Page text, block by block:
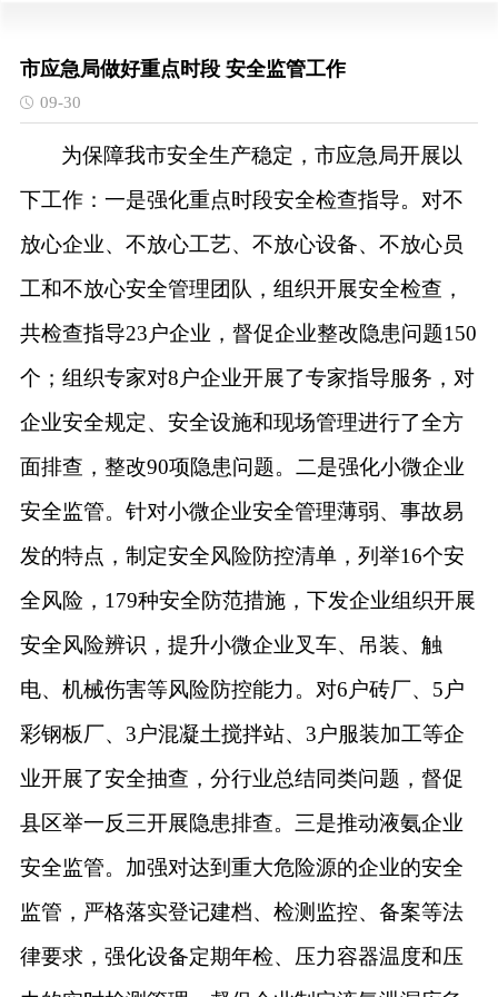
市应急局做好重点时段 安全监管工作
09-30
为保障我市安全生产稳定，市应急局开展以
下工作：一是强化重点时段安全检查指导。对不
放心企业、不放心工艺、 不放心设备、不放心员
工和不放心安全管理团队 ， 组织开展安全检查，
共检查指导23 户企业， 督促企业整改隐患问题150
个 ； 组织专家对8 户企业开展了专家指导服务，对
企业安全规定、安全设施和现场管理进行了全方
面排查， 整改90项隐患问题。二是强化小微企业
安全监管。针对小微企业安全管理薄弱、事故易
发的特点，制定安全风险防控清单，列举16个安
全风险，179种安全防范措施，下发企业组织开展
安全风险辨识，提升小微企业叉车、吊装、触
电、机械伤害等风险防控能力。对6户砖厂、5户
彩钢板厂、3户混凝土搅拌站、3户服装加工等企
业开展了安全抽查，分行业总结同类问题，督促
县区举一反三开展隐患排查。三是推动液氨企业
安全监管。加强对达到重大危险源的企业的安全
监管，严格落实登记建档、检测监控、备案等法
律要求，强化设备定期年检、压力容器温度和压